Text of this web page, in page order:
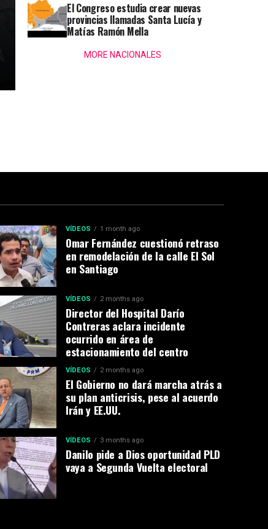
El Congreso estudia crear nuevas
provincias llamadas Santa Lucía y
Matías Ramón Mella
MORE NACIONALES
VÍDEOS 1 month ago
Omar Fernández cuestionó retraso
en remodelación de la calle El Sol
en Santiago
VÍDEOS 2 months ago
Director del Hospital Darío
Contreras aclara incidente
ocurrido en área de
estacionamiento del centro
VÍDEOS 2 months ago
El Gobierno no dará marcha atrás a
su plan anticrisis, pese al acuerdo
Irán y EE.UU.
VÍDEOS 3 months ago
Danilo pide a Dios oportunidad PLD
vaya a Segunda Vuelta electoral